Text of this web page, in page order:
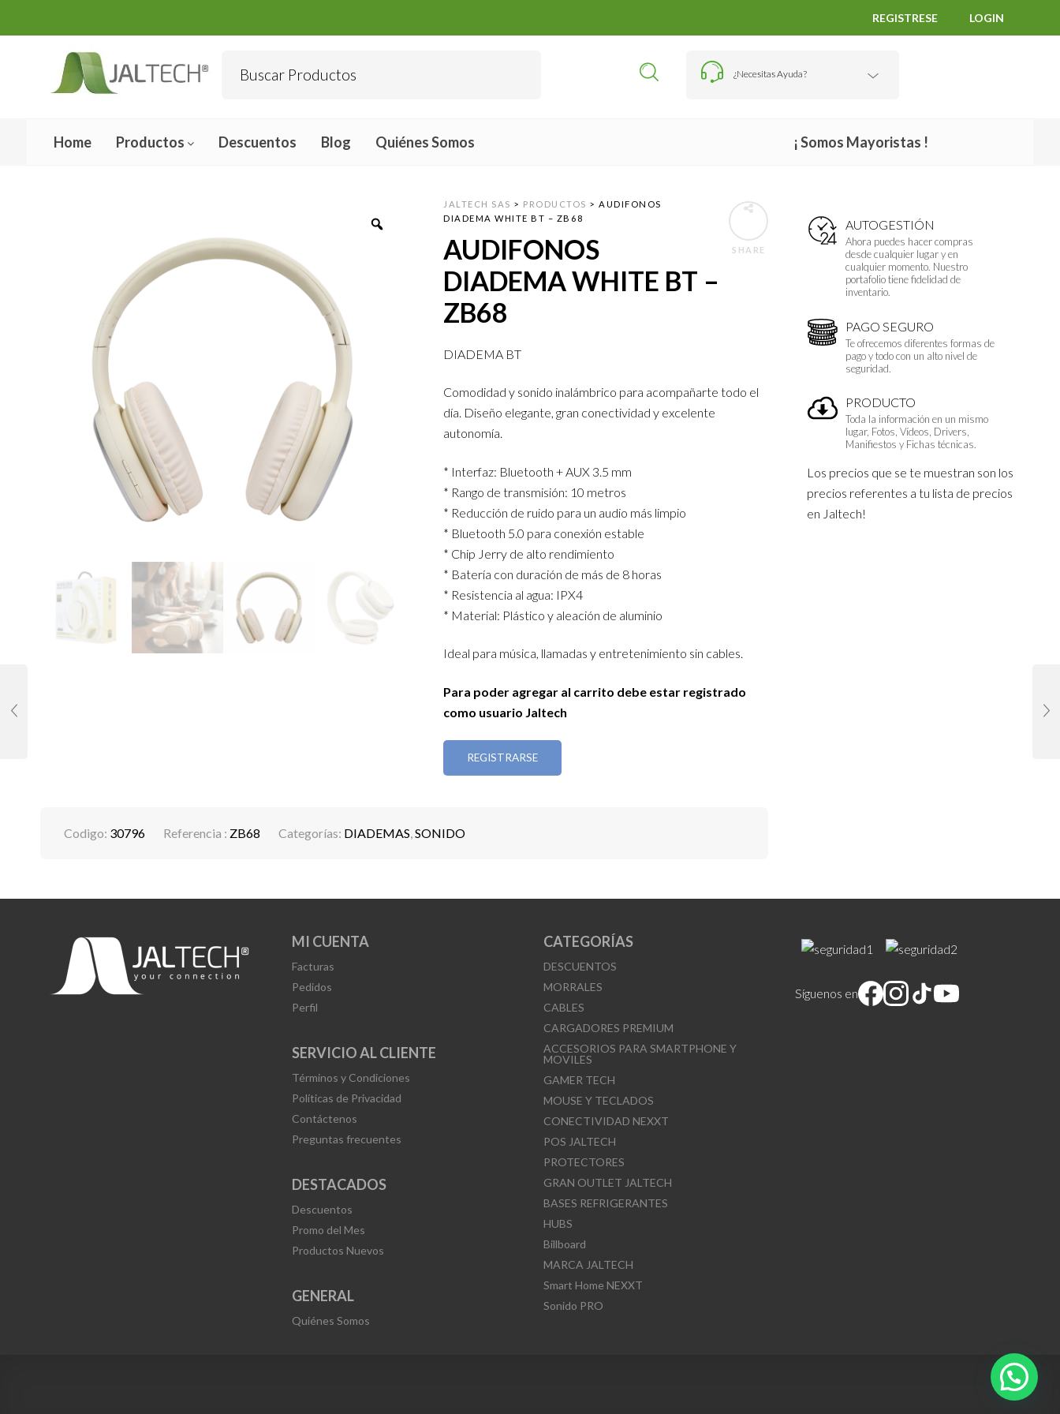
REGISTRESE LOGIN
¿Necesitas Ayuda?
Home Productos Descuentos Blog Quiénes Somos ¡ Somos Mayoristas !
AUTOGESTIÓN
Ahora puedes hacer compras
desde cualquier lugar y en
cualquier momento. Nuestro
portafolio tiene fidelidad de
inventario.
PAGO SEGURO
Te ofrecemos diferentes formas de
pago y todo con un alto nivel de
seguridad.
PRODUCTO
Toda la información en un mismo
lugar, Fotos, Vídeos, Drivers,
Manifiestos y Fichas técnicas.
Los precios que se te muestran son los
precios referentes a tu lista de precios
en Jaltech!
SHARE
JALTECH SAS > PRODUCTOS >AUDIFONOS
DIADEMA WHITE BT – ZB68
AUDIFONOS
DIADEMA WHITE BT –
ZB68
DIADEMA BT
Comodidad y sonido inalámbrico para acompañarte todo el
día. Diseño elegante, gran conectividad y excelente
autonomía.
* Interfaz: Bluetooth + AUX 3.5 mm
* Rango de transmisión: 10 metros
* Reducción de ruido para un audio más limpio
* Bluetooth 5.0 para conexión estable
* Chip Jerry de alto rendimiento
* Batería con duración de más de 8 horas
* Resistencia al agua: IPX4
* Material: Plástico y aleación de aluminio
Ideal para música, llamadas y entretenimiento sin cables.
Para poder agregar al carrito debe estar registrado
como usuario Jaltech
REGISTRARSE
Codigo: 30796 Referencia : ZB68 Categorías: DIADEMAS,SONIDO
MI CUENTA
Facturas
Pedidos
Perfil
SERVICIO AL CLIENTE
Términos y Condiciones
Políticas de Privacidad
Contáctenos
Preguntas frecuentes
DESTACADOS
Descuentos
Promo del Mes
Productos Nuevos
GENERAL
Quiénes Somos
CATEGORÍAS
DESCUENTOS
MORRALES
CABLES
CARGADORES PREMIUM
ACCESORIOS PARA SMARTPHONE Y
MOVILES
GAMER TECH
MOUSE Y TECLADOS
CONECTIVIDAD NEXXT
POS JALTECH
PROTECTORES
GRAN OUTLET JALTECH
BASES REFRIGERANTES
HUBS
Billboard
MARCA JALTECH
Smart Home NEXXT
Sonido PRO
Síguenos en